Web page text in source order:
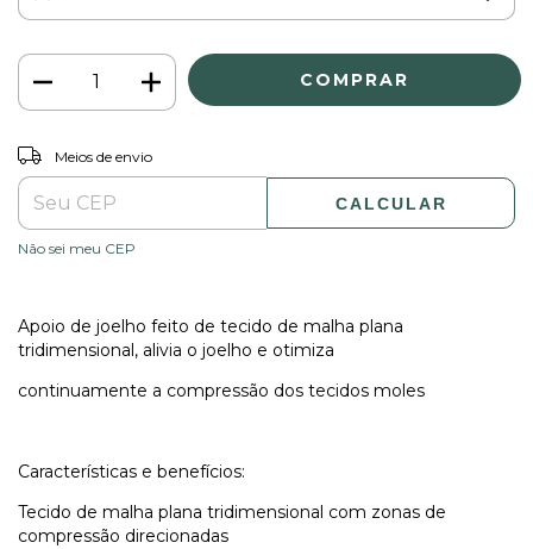
Entregas para o CEP:
Meios de envio
CALCULAR
Não sei meu CEP
Apoio de joelho feito de tecido de malha plana
tridimensional, alivia o joelho e otimiza
continuamente a compressão dos tecidos moles
Características e benefícios:
Tecido de malha plana tridimensional com zonas de
compressão direcionadas